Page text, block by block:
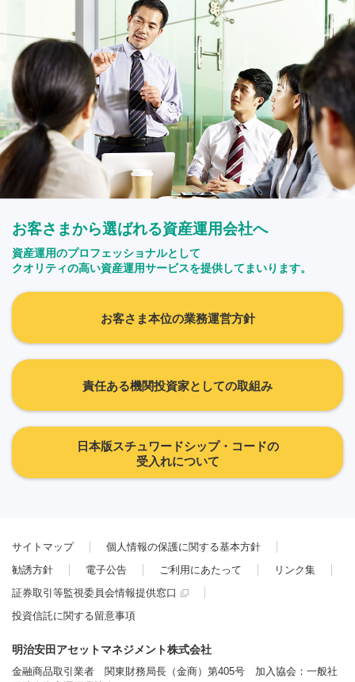
お客さまから選ばれる資産運用会社へ
資産運用のプロフェッショナルとして
クオリティの高い資産運用サービスを提供してまいります。
お客さま本位の業務運営方針
責任ある機関投資家としての取組み
日本版スチュワードシップ・コードの
受入れについて
サイトマップ
個人情報の保護に関する基本方針
勧誘方針
電子公告 ご利用にあたって
リンク集
証券取引等監視委員会情報提供窓口
投資信託に関する留意事項
明治安田アセットマネジメント株式会社
金融商品取引業者 関東財務局長（金商）第405号 加入協会：一般社